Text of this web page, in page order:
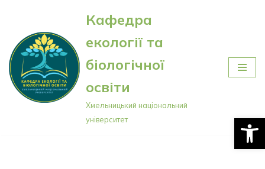
Перейти
до
вмісту
Кафедра
екології та
біологічної
освіти
Хмельницький національний
університет